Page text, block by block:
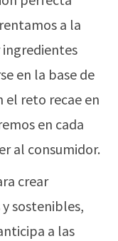
a la
en la base de
el reto recae en
en cada
al consumidor.
crear
sostenibles,
a las